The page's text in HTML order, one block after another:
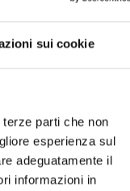
sui cookie
parti che non
esperienza sul
adeguatamente il
informazioni in
0-0